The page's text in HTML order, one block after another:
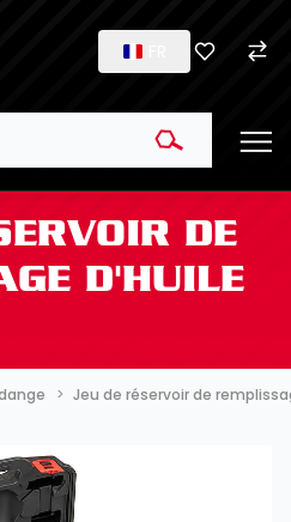
DE
D'HUILE
Jeu de réservoir de